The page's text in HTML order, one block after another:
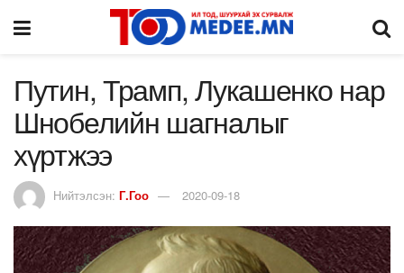
Путин, Трамп, Лукашенко нар
Шнобелийн шагналыг
хүртжээ
Нийтэлсэн: Г.Гоо 2020-09-18